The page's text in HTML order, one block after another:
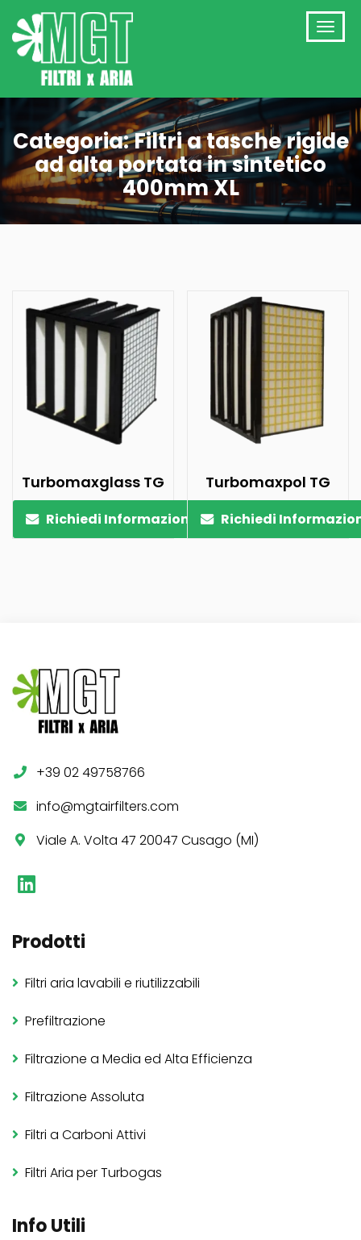
Categoria:Filtri a tasche rigide
ad alta portata in sintetico
400mm XL
Turbomaxglass TG
Richiedi Informazioni
Turbomaxpol TG
Richiedi
+39 02 49758766
info@mgtairfilters.com
Viale A. Volta 47 20047 Cusago (MI)
Prodotti
Filtri aria lavabili e riutilizzabili
Prefiltrazione
Filtrazione a Media ed Alta Efficienza
Filtrazione Assoluta
Filtri a Carboni Attivi
Filtri Aria per Turbogas
Info Utili